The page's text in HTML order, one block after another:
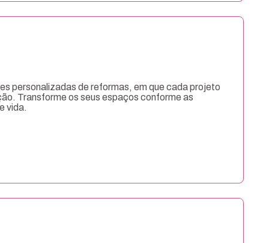
personalizadas de reformas, em que cada projeto
Transforme os seus espaços conforme as
vida.